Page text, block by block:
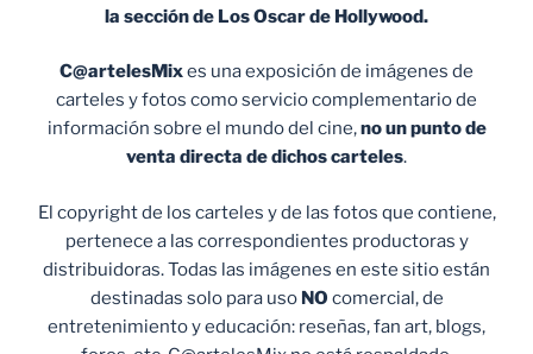
la sección de Los Oscar de Hollywood.
C@artelesMixes una exposición de imágenes de
carteles y fotos como servicio complementario de
información sobre el mundo del cine,no un punto de
venta directa de dichos carteles.
El copyright de los carteles y de las fotos que contiene,
pertenece a las correspondientes productoras y
distribuidoras. Todas las imágenes en este sitio están
destinadas solo para uso NO comercial, de
entretenimiento y educación: reseñas, fan art, blogs,